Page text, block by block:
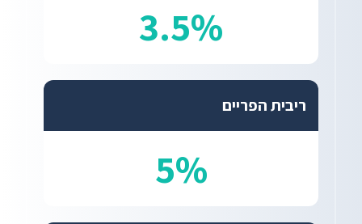
3.5%
ריבית הפריים
5%